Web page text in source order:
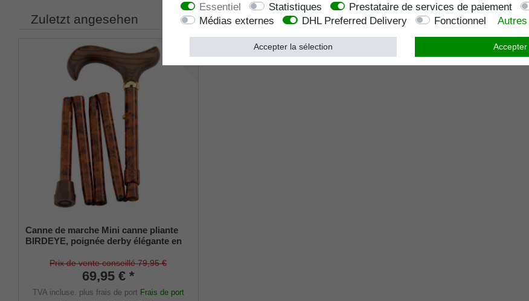
Zuletzt angesehen
Canne de marche Mini canne pliante
BIRDEYE, poignée derby élégante en
une canne en métal léger stable au
design Birdeye, réglable en hauteur
(78-86cm) pliable, amortisseur mince et
sac en coton inclus.
Prix de vente conseillé 79,95 €
69,95 € *
TVA incluse. plus frais de port Frais de port
Essentiel
Statistiques Prestataire de services de paiement
Médias externes
DHL Preferred Delivery Fonctionnel
Accepter
Accepter la sélection